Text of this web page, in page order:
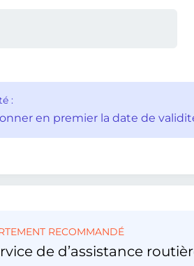
:
en premier la date de
RECOMMANDÉ
de d’assistance